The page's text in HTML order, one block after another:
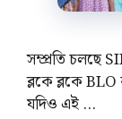
সম্প্রতি চলছে
ব্লকে ব্লকে
যদিও এই …